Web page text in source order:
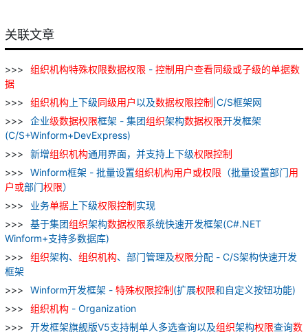
关联文章
组织机构特殊权限数据权限 - 控制用户查看同级或子级的单据数
据
组织机构 上下级同级用户以及数据权限控制 |C/S框架网
企业级数据权限框架 - 集团组织架构数据权限开发框架
(C/S+Winform+DevExpress)
新增组织机构通用界面，并支持上下级权限控制
Winform框架 - 批量设置组织机构用户或权限 （批量设置部门用
户或部门权限）
业务单据 上下级权限控制实现
基于集团组织架构数据权限系统快速开发框架(C#.NET
Winform+支持多数据库)
组织架构、 组织机构、部门管理及权限分配 - C/S架构快速开发
框架
Winform开发框架 - 特殊权限控制(扩展权限和自定义按钮功能)
组织机构 - Organization
开发框架旗舰版V5支持制单人多选查询以及组织架构权限查询数